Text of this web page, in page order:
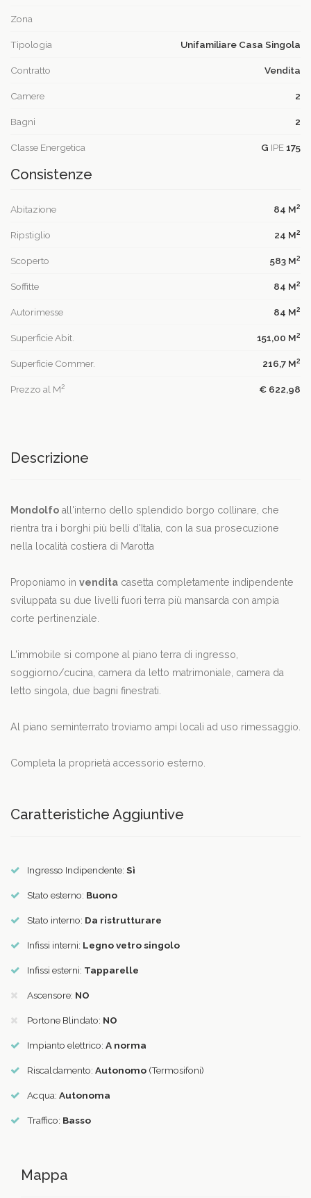
Zona
Tipologia Unifamiliare Casa Singola
Contratto Vendita
Camere 2
Bagni 2
Classe Energetica G IPE175
Consistenze
Abitazione 84 M2
Ripstiglio 24 M2
Scoperto 583 M2
Soffitte 84 M2
Autorimesse 84 M2
Superficie Abit. 151,00 M2
Superficie Commer. 216,7 M2
Prezzo al M2 € 622,98
Descrizione
Mondolfo all'interno dello splendido borgo collinare, che
rientra tra i borghi più belli d'Italia, con la sua prosecuzione
nella località costiera di Marotta
Proponiamo in vendita casetta completamente indipendente
sviluppata su due livelli fuori terra più mansarda con ampia
corte pertinenziale.
L'immobile si compone al piano terra di ingresso,
soggiorno/cucina, camera da letto matrimoniale, camera da
letto singola, due bagni finestrati.
Al piano seminterrato troviamo ampi locali ad uso rimessaggio.
Completa la proprietà accessorio esterno.
Caratteristiche Aggiuntive
Ingresso Indipendente: Sì
Stato esterno: Buono
Stato interno: Da ristrutturare
Infissi interni: Legno vetro singolo
Infissi esterni: Tapparelle
Ascensore: NO
Portone Blindato: NO
Impianto elettrico: A norma
Riscaldamento: Autonomo (Termosifoni)
Acqua: Autonoma
Traffico: Basso
Mappa